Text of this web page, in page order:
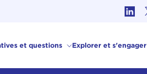
et questions Explorer et s'engager